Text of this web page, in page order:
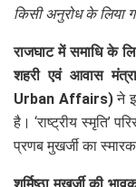
किसी अनुरोध के लिया
राजघाट में समाधि के
शहरी एवं आवास
Urban Affairs)ने
है। ‘राष्ट्रीय स्मृति’
प्रणब मुखर्जी का
शर्मिष्ठा मुखर्जी की